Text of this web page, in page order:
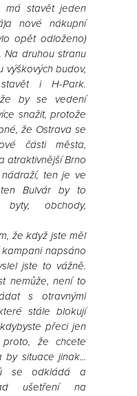
má stavět jeden
nové nákupní
opět odloženo)
Na druhou stranu
výškových budov,
i H-Park.
že by se vedení
snažit, protože
že Ostrava se
části města,
atraktivnější Brno
ten je ve
Bulvár by to
obchody,
že když jste měl
napsáno
jste to vážně.
nemůže, není to
s otravnými
stále blokují
přeci jen
že chcete
by situace jinak...
se odkládá a
ušetření na